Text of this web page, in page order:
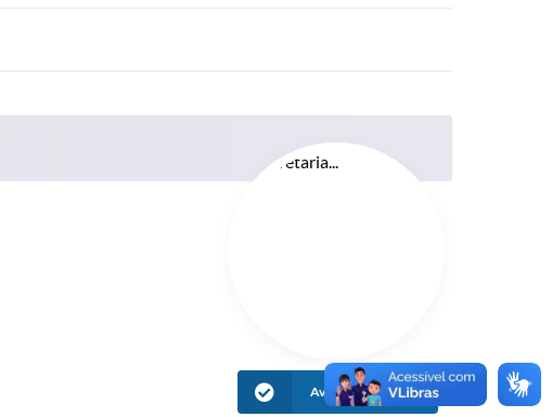
Avaliar Informação